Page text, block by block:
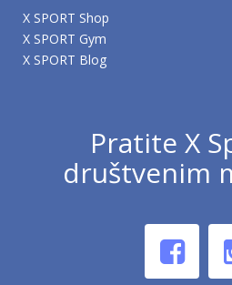
X SPORT Shop
X SPORT Gym
X SPORT Blog
Pratite X
društvenim